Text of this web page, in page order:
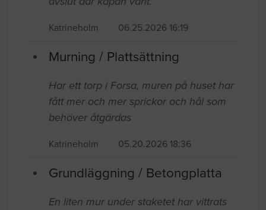
Katrineholm 06.25.2026 16:19
Murning / Plattsättning
Har ett torp i Forsa, muren på huset har
fått mer och mer sprickor och hål som
behöver åtgärdas
Katrineholm 05.20.2026 18:36
Grundläggning / Betongplatta
En liten mur under staketet har vittrats